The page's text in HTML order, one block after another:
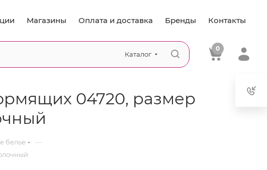
Магазины Оплата и доставка Бренды Контакты
Каталог
0
04720, размер
белье —